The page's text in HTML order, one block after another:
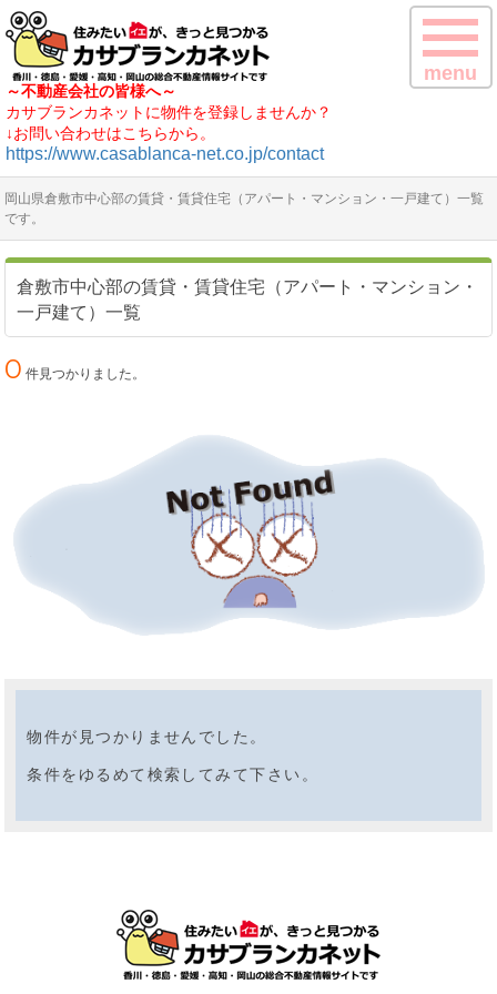
～不動産会社の皆様へ～
カサブランカネットに物件を登録しませんか？
↓お問い合わせはこちらから。
https://www.casablanca-net.co.jp/contact
menu
岡山県倉敷市中心部の賃貸・賃貸住宅（アパート・マンション・一戸建て）一覧
です。
倉敷市中心部の賃貸・賃貸住宅（アパート・マンション・
一戸建て）一覧
0 件見つかりました。
物件が見つかりませんでした。
条件をゆるめて検索してみて下さい。